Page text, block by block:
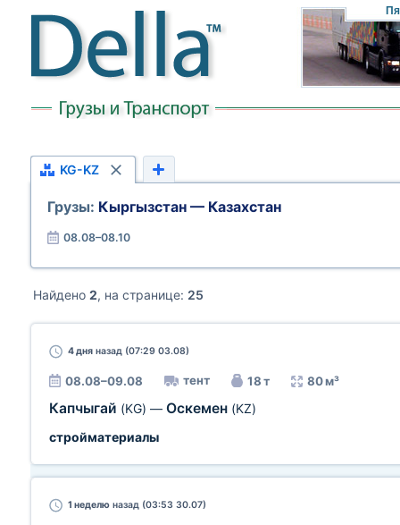
KG-KZ
Грузы: Кыргызстан — Казахстан
08.08–08.10
Найдено 2, на странице: 25
4 дня назад (07:29 03.08)
08.08–09.08 тент 18 т 80 м³
Капчыгай (KG) — Оскемен (KZ)
стройматериалы
1 неделю назад (03:53 30.07)